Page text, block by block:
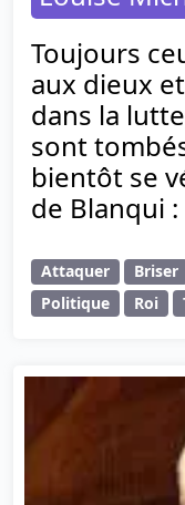
Toujours
aux dieux
dans la
sont
bientôt se
de Blanqui
Attaquer Briser
Politique
Roi